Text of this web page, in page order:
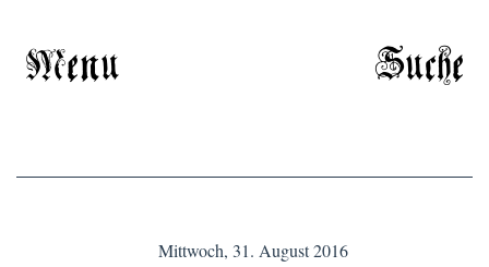
Menu Suche
Mittwoch, 31. August 2016